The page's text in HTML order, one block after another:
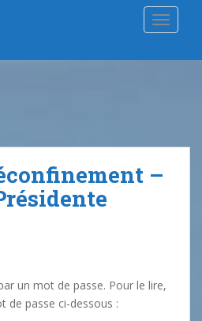
–
un mot de passe. Pour le lire,
de passe ci-dessous :